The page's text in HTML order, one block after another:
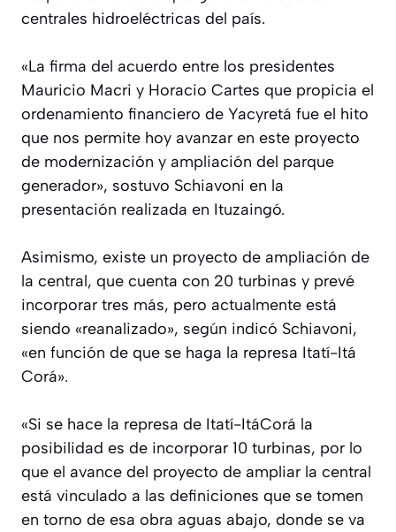
centrales hidroeléctricas del país.
«La firma del acuerdo entre los presidentes
Mauricio Macri y Horacio Cartes que propicia el
ordenamiento financiero de Yacyretá fue el hito
que nos permite hoy avanzar en este proyecto
de modernización y ampliación del parque
generador», sostuvo Schiavoni en la
presentación realizada en Ituzaingó.
Asimismo, existe un proyecto de ampliación de
la central, que cuenta con 20 turbinas y prevé
incorporar tres más, pero actualmente está
siendo «reanalizado», según indicó Schiavoni,
«en función de que se haga la represa Itatí-Itá
Corá».
«Si se hace la represa de Itatí-ItáCorá la
posibilidad es de incorporar 10 turbinas, por lo
que el avance del proyecto de ampliar la central
está vinculado a las definiciones que se tomen
en torno de esa obra aguas abajo, donde se va